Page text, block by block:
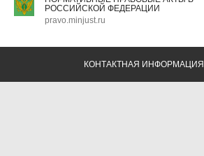
РОССИЙСКОЙ ФЕДЕРАЦИИ
pravo.minjust.ru
КОНТАКТНАЯ ИНФОРМАЦИЯ